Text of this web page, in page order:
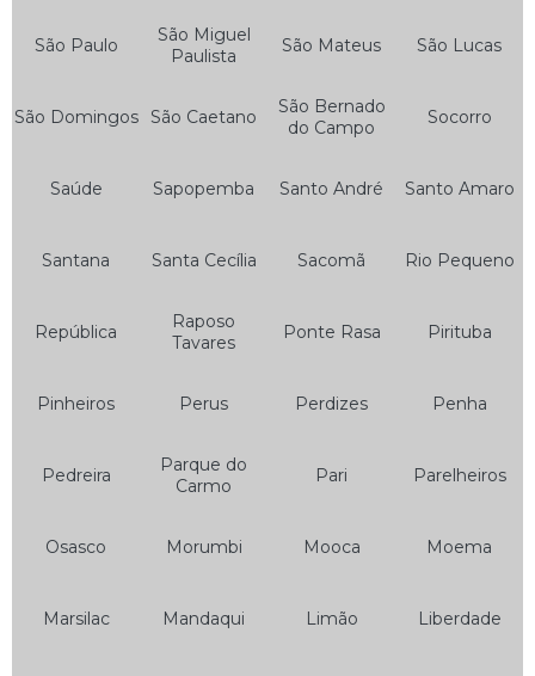
Bateria Moto 5ah
Bateria Moto 6a
Bateria Moto 8ah
Bateria Moura de Moto
Bateria para Moto Moura
Bateria de Carro Moura
Bateria Estacionária Moura
São Paulo
São Miguel
Paulista
São Mateus São Lucas
São Domingos São Caetano
São Bernado
do Campo
Socorro
Saúde Sapopemba Santo André Santo Amaro
Santana Santa Cecília Sacomã Rio Pequeno
República
Raposo
Tavares
Ponte Rasa Pirituba
Pinheiros Perus Perdizes Penha
Pedreira
Parque do
Carmo
Pari Parelheiros
Osasco Morumbi Mooca Moema
Marsilac Mandaqui Limão Liberdade